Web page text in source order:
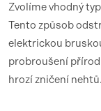
Zvolíme vhodný
Tento způsob
elektrickou
probroušení
hrozí zničení nehtů.